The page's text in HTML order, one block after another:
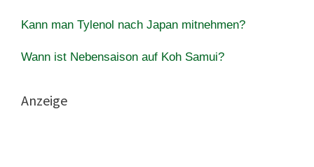
Kann man Tylenol nach Japan mitnehmen?
Wann ist Nebensaison auf Koh Samui?
Anzeige